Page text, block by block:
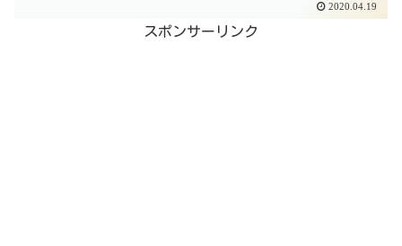
になっています。 寸法線：寸法値を表す
幅や範囲を示します。 寸法値：実際の寸
法の値です。 ...
2020.04.19
スポンサーリンク